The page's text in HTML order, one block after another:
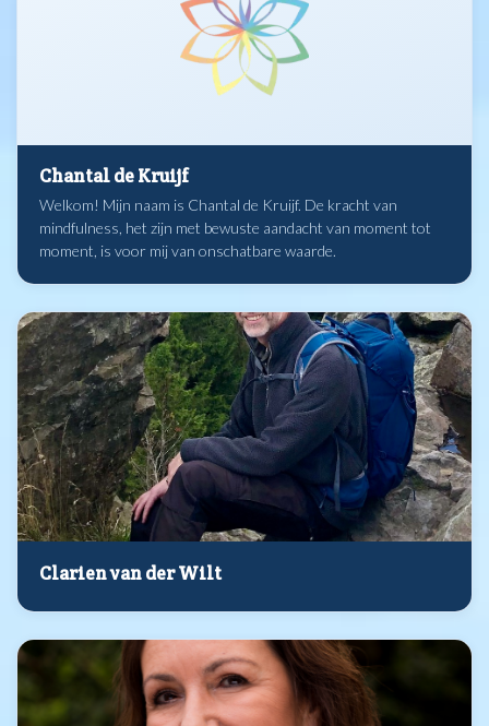
Chantal de Kruijf
Welkom! Mijn naam is Chantal de Kruijf. De kracht van
mindfulness, het zijn met bewuste aandacht van moment tot
moment, is voor mij van onschatbare waarde.
Clarien van der Wilt